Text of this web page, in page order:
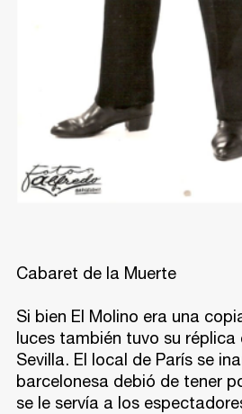
Cabaret de la Muerte
Si bien El Molino era una
luces también tuvo su
Sevilla. El local de París se
barcelonesa debió de tener
se le servía a los